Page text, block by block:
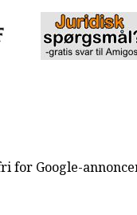
for Google-